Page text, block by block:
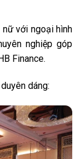
nữ với ngoại hình
nghiệp góp
Finance.
dáng: